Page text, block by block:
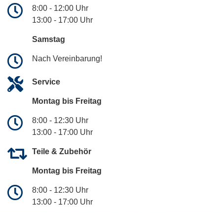
8:00 - 12:00 Uhr
13:00 - 17:00 Uhr
Samstag
Nach Vereinbarung!
Service
Montag bis Freitag
8:00 - 12:30 Uhr
13:00 - 17:00 Uhr
Teile & Zubehör
Montag bis Freitag
8:00 - 12:30 Uhr
13:00 - 17:00 Uhr